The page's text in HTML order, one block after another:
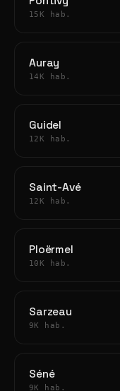
15K hab.
Auray
14K hab.
Guidel
12K hab.
Saint-Avé
12K hab.
Ploërmel
10K hab.
Sarzeau
9K hab.
Séné
9K hab.